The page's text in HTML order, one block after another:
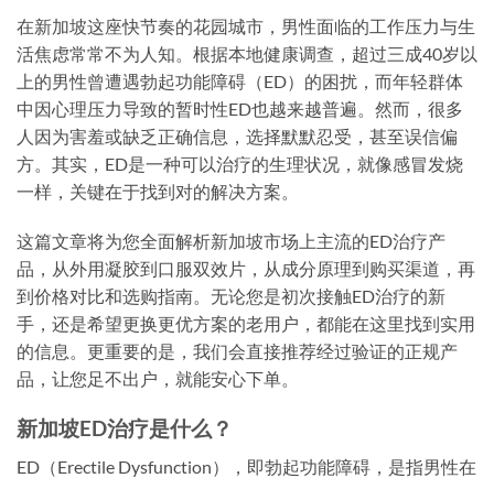
在新加坡这座快节奏的花园城市，男性面临的工作压力与生
活焦虑常常不为人知。根据本地健康调查，超过三成40岁以
上的男性曾遭遇勃起功能障碍（ED）的困扰，而年轻群体
中因心理压力导致的暂时性ED也越来越普遍。然而，很多
人因为害羞或缺乏正确信息，选择默默忍受，甚至误信偏
方。其实，ED是一种可以治疗的生理状况，就像感冒发烧
一样，关键在于找到对的解决方案。
这篇文章将为您全面解析新加坡市场上主流的ED治疗产
品，从外用凝胶到口服双效片，从成分原理到购买渠道，再
到价格对比和选购指南。无论您是初次接触ED治疗的新
手，还是希望更换更优方案的老用户，都能在这里找到实用
的信息。更重要的是，我们会直接推荐经过验证的正规产
品，让您足不出户，就能安心下单。
新加坡ED治疗是什么？
ED（Erectile Dysfunction），即勃起功能障碍，是指男性在